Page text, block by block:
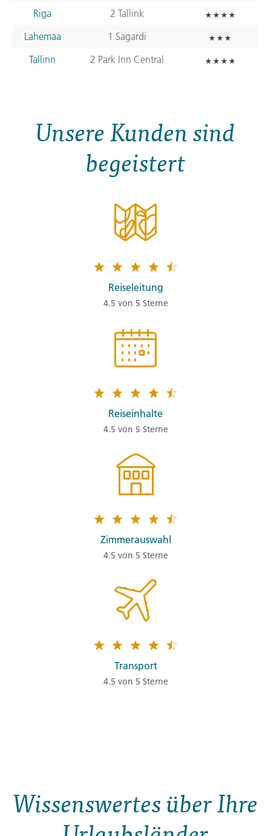
Riga
2 Tallink
Lahemaa
1 Sagardi
Tallinn
2 Park Inn Central
Unsere Kunden sind
begeistert
Reiseleitung
4.5 von 5 Sterne
Reiseinhalte
4.5 von 5 Sterne
Zimmerauswahl
4.5 von 5 Sterne
Transport
4.5 von 5 Sterne
Wissenswertes über Ihre